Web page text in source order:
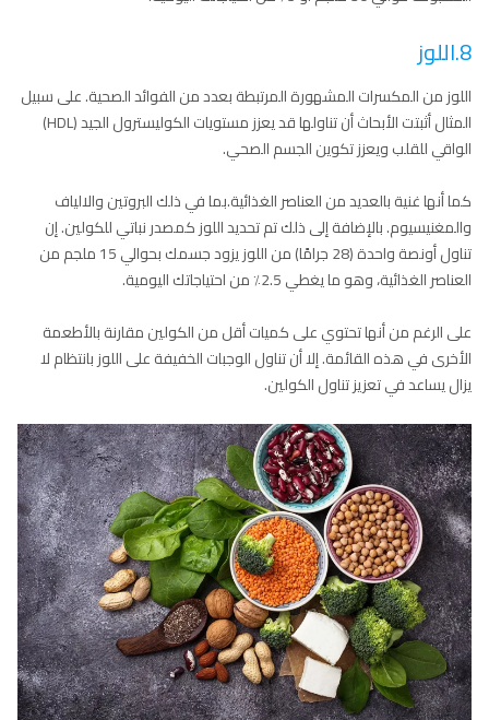
8.اللوز
اللوز من المكسرات المشهورة المرتبطة بعدد من الفوائد الصحية. على سبيل
المثال أثبتت الأبحاث أن تناولها قد يعزز مستويات الكوليسترول الجيد (HDL)
الواقي للقلب ويعزز تكوين الجسم الصحي.
كما أنها غنية بالعديد من العناصر الغذائية.بما في ذلك البروتين والالياف
والمغنيسيوم. بالإضافة إلى ذلك تم تحديد اللوز كمصدر نباتي للكولين. إن
تناول أونصة واحدة (28 جرامًا) من اللوز يزود جسمك بحوالي 15 ملجم من
العناصر الغذائية، وهو ما يغطي 2.5٪ من احتياجاتك اليومية.
على الرغم من أنها تحتوي على كميات أقل من الكولين مقارنة بالأطعمة
الأخرى في هذه القائمة. إلا أن تناول الوجبات الخفيفة على اللوز بانتظام لا
يزال يساعد في تعزيز تناول الكولين.